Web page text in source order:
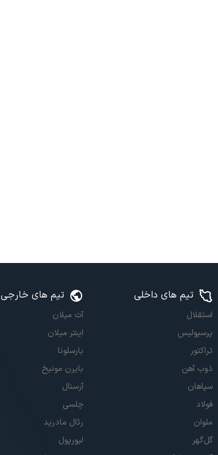
تیم های داخلی
استقلال
پرسپولیس
تراکتور
ذوب آهن
سپاهان
فولاد
ملوان
گل‌گهر
تیم های خارجی
آث میلان
اینتر میلان
بارسلونا
بایرن مونیخ
آرسنال
چلسی
رئال مادرید
لیورپول